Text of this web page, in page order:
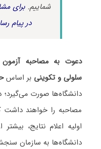
شماییم.برای
در پیام
دعوت به مصاحبه
سلولی و تکوینی بر اساس
دانشگاه‌ها صورت
مصاحبه را خواهند داشت
اولیه اعلام نتایج،
دانشگاه‌ها به سازمان